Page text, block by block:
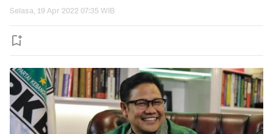
Selasa, 19 Apr 2022 07:35 WIB